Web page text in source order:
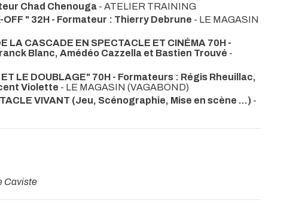
Chad Chenouga - ATELIER TRAINING
OFF " 32H - Formateur : Thierry Debrune - LE MAGASIN
LA CASCADE EN SPECTACLE ET CINÉMA 70H -
Blanc, Amédéo Cazzella et Bastien Trouvé -
ET LE DOUBLAGE" 70H - Formateurs : Régis Rheuillac,
Violette - LE MAGASIN (VAGABOND)
VIVANT (Jeu, Scénographie, Mise en scène ...) -
Caviste